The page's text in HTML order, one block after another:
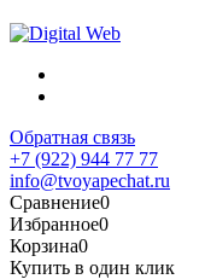
Обратная связь
+7 (922) 944 77 77
info@tvoyapechat.ru
Сравнение0
Избранное0
Корзина0
Купить в один клик